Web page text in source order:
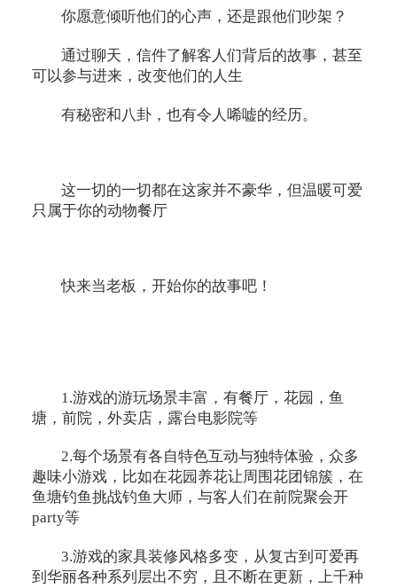
你愿意倾听他们的心声，还是跟他们吵架？
通过聊天，信件了解客人们背后的故事，甚至
可以参与进来，改变他们的人生
有秘密和八卦，也有令人唏嘘的经历。
这一切的一切都在这家并不豪华，但温暖可爱
只属于你的动物餐厅
快来当老板，开始你的故事吧！
1.游戏的游玩场景丰富，有餐厅，花园，鱼
塘，前院，外卖店，露台电影院等
2.每个场景有各自特色互动与独特体验，众多
趣味小游戏，比如在花园养花让周围花团锦簇，在
鱼塘钓鱼挑战钓鱼大师，与客人们在前院聚会开
party等
3.游戏的家具装修风格多变，从复古到可爱再
到华丽各种系列层出不穷，且不断在更新，上千种